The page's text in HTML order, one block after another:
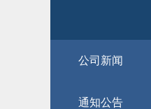
公司新闻
通知公告